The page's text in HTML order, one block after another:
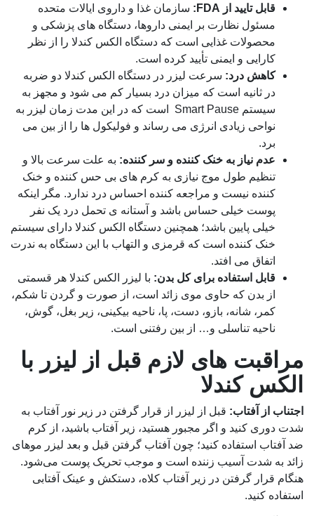
قابل تایید از FDA:
سازمان غذا و داروی ایالات متحده
مسئول نظارت بر ایمنی داروها، دستگاه های پزشکی و
محصولات غذایی است که دستگاه الکس کندلا را از نظر
کارایی و ایمنی تأیید کرده است.
کاهش درد: سرعت لیزر در دستگاه الکس کندلا دو ضربه
در ثانیه است که میزان درد بسیار کم می شود و مجهز به
سیستم Smart Pause است که در این مدت زمان لیزر به
نواحی زیادی انرژی می رساند و فولیکول ها را از بین می
برد.
عدم نیاز به خنک کننده و سر کننده: به علت سرعت بالا و
تنظیم طول موج نیازی به کرم های بی حس کننده و خنک
کننده نیست و مراجعه کننده احساس درد ندارد. مگر اینکه
پوست خیلی حساس باشد و آستانه ی تحمل درد یک نفر
خیلی پایین باشد؛ همچنین دستگاه الکس کندلا دارای سیستم
خنک کننده است که قرمزی و التهاب با این دستگاه به ندرت
اتفاق می افتد.
قابل استفاده برای کل بدن: با لیزر الکس کندلا هر قسمتی
از بدن که حاوی موی زائد است، از صورت و گردن تا شکم،
کمر، شانه، بازو، دست، پا، ناحیه بیکینی، زیر بغل، گوش،
ناحیه تناسلی و… از بین رفتنی است.
مراقبت های لازم قبل از لیزر با
الکس کندلا
اجتناب از آفتاب: قبل از لیزر از قرار گرفتن در زیر نور آفتاب به
شدت دوری کنید و اگر مجبور هستید، زیر آفتاب باشید، از کرم
ضد آفتاب استفاده کنید؛ چون آفتاب گرفتن قبل و بعد لیزر موهای
زائد به شدت آسیب زننده است و موجب تحریک پوست می‌شود.
هنگام قرار گرفتن در زیر آفتاب کلاه، دستکش و عینک آفتابی
استفاده کنید.